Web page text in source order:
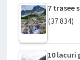
7 trasee
(37.834)
10 lacuri